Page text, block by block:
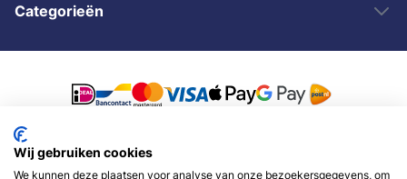
Categorieën
© 2007 - 2026 - Sybshop.nl
Wij gebruiken cookies
We kunnen deze plaatsen voor analyse van onze bezoekersgegevens, om